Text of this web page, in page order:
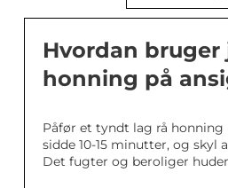
Hvordan bruger
honning på
Påfør et tyndt lag rå honning
sidde 10-15 minutter, og skyl
Det fugter og beroliger